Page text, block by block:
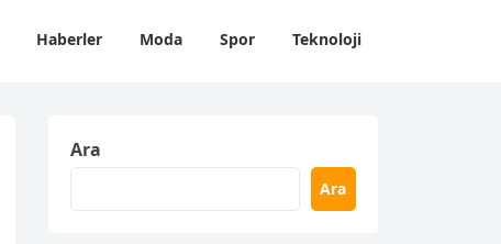
Haberler Moda Spor Teknoloji
Ara
Ara